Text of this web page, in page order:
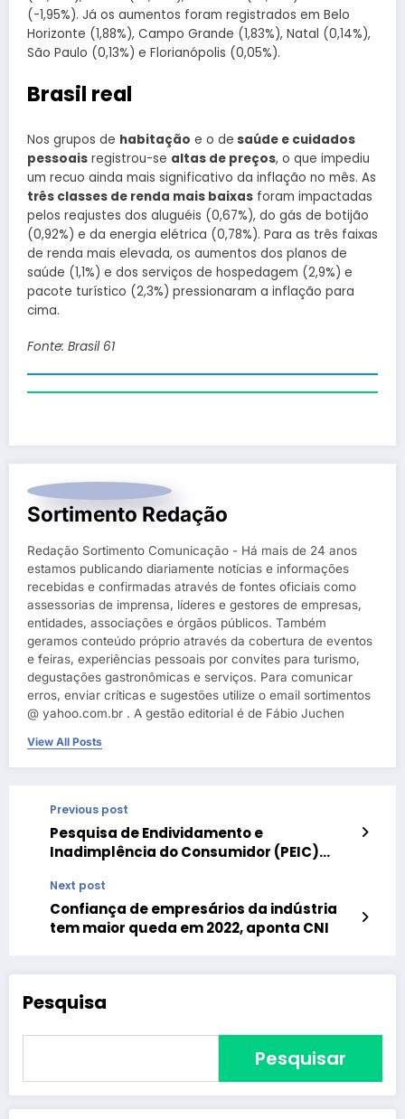
(-1,95%). Já os aumentos foram registrados em Belo
Horizonte (1,88%), Campo Grande (1,83%), Natal (0,14%),
São Paulo (0,13%) e Florianópolis (0,05%).
Brasil real
Nos grupos de habitação e o de saúde e cuidados
pessoais registrou-se altas de preços, o que impediu
um recuo ainda mais significativo da inflação no mês. As
três classes de renda mais baixas foram impactadas
pelos reajustes dos aluguéis (0,67%), do gás de botijão
(0,92%) e da energia elétrica (0,78%). Para as três faixas
de renda mais elevada, os aumentos dos planos de
saúde (1,1%) e dos serviços de hospedagem (2,9%) e
pacote turístico (2,3%) pressionaram a inflação para
cima.
Fonte: Brasil 61
Sortimento Redação
Redação Sortimento Comunicação - Há mais de 24 anos
estamos publicando diariamente notícias e informações
recebidas e confirmadas através de fontes oficiais como
assessorias de imprensa, líderes e gestores de empresas,
entidades, associações e órgãos públicos. Também
geramos conteúdo próprio através da cobertura de eventos
e feiras, experiências pessoais por convites para turismo,
degustações gastronômicas e serviços. Para comunicar
erros, enviar críticas e sugestões utilize o email sortimentos
@ yahoo.com.br . A gestão editorial é de Fábio Juchen
View All Posts
Previous post
Pesquisa de Endividamento e
Inadimplência do Consumidor (PEIC)
estão inadimplentes na capital paulista
Next post
Confiança de empresários da indústria
tem maior queda em 2022, aponta CNI
Pesquisa
Pesquisar